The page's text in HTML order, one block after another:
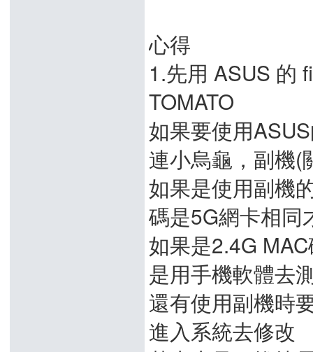
心得
1.先用 ASUS 的
TOMATO
如果要使用
連小烏龜，副機(
如果是使用副機
碼是5G網卡相同
如果是2.4G
是用手機軟體去
還有使用副機時
進入系統去修改